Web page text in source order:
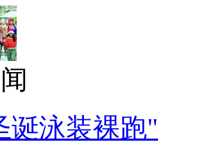
诞泳装裸跑"